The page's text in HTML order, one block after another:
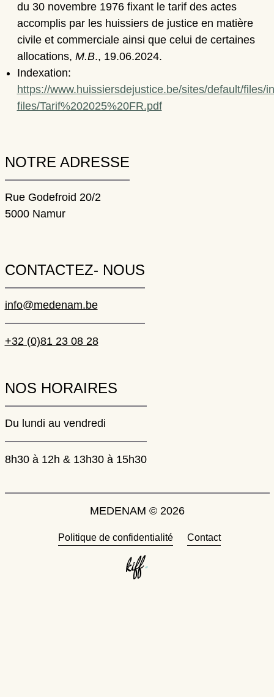
du 30 novembre 1976 fixant le tarif des actes
accomplis par les huissiers de justice en matière
civile et commerciale ainsi que celui de certaines
allocations, M.B., 19.06.2024.
Indexation:
https://www.huissiersdejustice.be/sites/default/files/
files/Tarif%202025%20FR.pdf
NOTRE ADRESSE
Rue Godefroid 20/2
5000 Namur
CONTACTEZ- NOUS
info@medenam.be
+32 (0)81 23 08 28
NOS HORAIRES
Du lundi au vendredi
8h30 à 12h & 13h30 à 15h30
MEDENAM © 2026
Politique de confidentialité Contact